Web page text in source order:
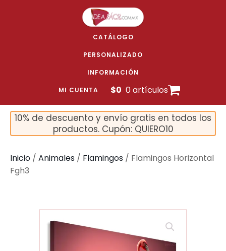
CATÁLOGO
PERSONALIZADO
INFORMACIÓN
MI CUENTA $0 0 artículos
10% de descuento y envío gratis en todos los
productos. Cupón: QUIERO10
Inicio / Animales / Flamingos / Flamingos Horizontal
Fgh3
🔍